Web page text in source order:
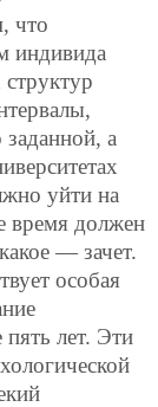
что
индивида
а
уйти на
время должен
— зачет.
особая
лет. Эти